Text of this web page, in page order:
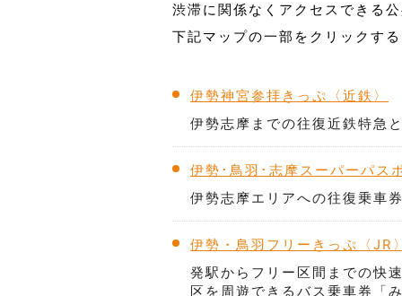
渋滞に関係なくアクセスできる
下記マップの一部をクリックす
伊勢神宮参拝きっぷ〈近鉄〉
伊勢志摩までの往復近鉄特急
伊勢･鳥羽･志摩スーパーパス
伊勢志摩エリアへの往復乗車
伊勢・鳥羽フリーきっぷ〈
発駅からフリー区間までの快
区を周遊できるバス乗車券「